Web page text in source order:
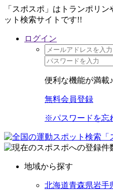
「スポスポ」はトランポリ
ット検索サイトです!!
ログイン
便利な機能が満載♪
無料会員登録
※パスワードを忘
地域から探す
北海道青森県岩手